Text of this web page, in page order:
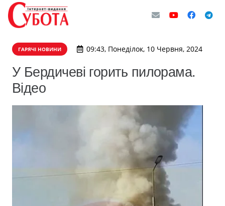
ГАРЯЧІ НОВИНИ 09:43, Понеділок, 10 Червня, 2024
У Бердичеві горить пилорама.
Відео